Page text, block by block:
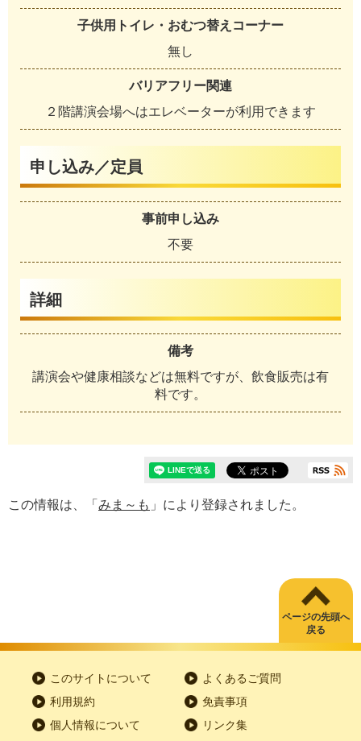
子供用トイレ・おむつ替えコーナー
無し
バリアフリー関連
２階講演会場へはエレベーターが利用できます
申し込み／定員
事前申し込み
不要
詳細
備考
講演会や健康相談などは無料ですが、飲食販売は有
料です。
この情報は、「 みま～も 」により登録されました。
ページの先頭へ
戻る
このサイトについて
よくあるご質問
利用規約
免責事項
個人情報について
リンク集